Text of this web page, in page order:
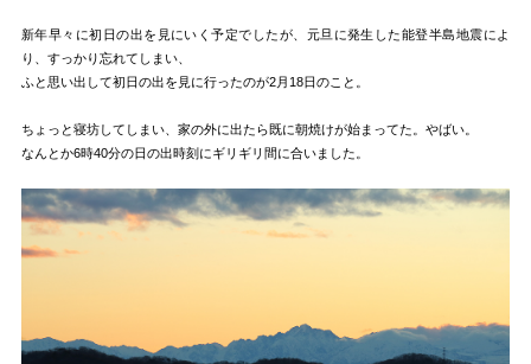
新年早々に初日の出を見にいく予定でしたが、元旦に発生した能登半島地震によ
り、すっかり忘れてしまい、
ふと思い出して初日の出を見に行ったのが2月18日のこと。
ちょっと寝坊してしまい、家の外に出たら既に朝焼けが始まってた。やばい。
なんとか6時40分の日の出時刻にギリギリ間に合いました。